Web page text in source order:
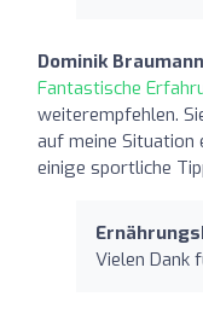
Dominik Braumann
Fantastische
weiterempfehlen.
auf meine Situation
einige sportliche
Vielen Dank